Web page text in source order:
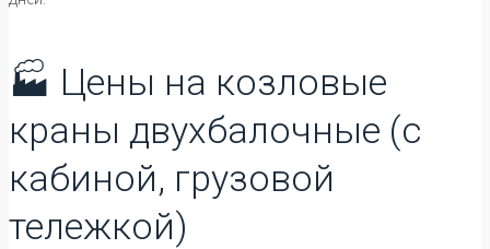
🏭 Цены на козловые
краны двухбалочные (с
кабиной, грузовой
тележкой)